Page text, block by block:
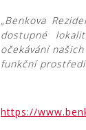
„Benkova
dostupné
očekávání
funkční
https://